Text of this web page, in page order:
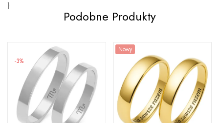
}
Podobne Produkty
-3%
Nowy